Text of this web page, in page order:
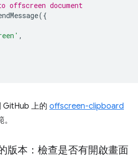
offscreen document
({
,
GitHub 上的 offscreen-clipboard
版本：檢查是否有開啟畫面